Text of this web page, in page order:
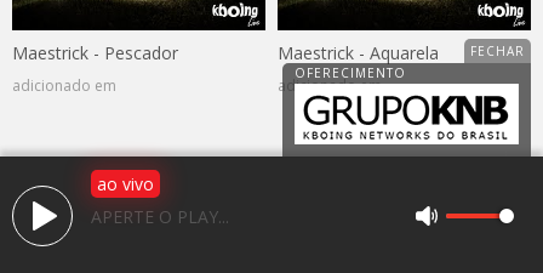
Maestrick - Pescador
adicionado em
Maestrick - Aquarela
adicionado em
Av. 25 de janeiro, 1983, Jardim Caparroz
CEP: 15050-466 - São José do Rio Preto / SP
ao vivo
APERTE O PLAY...